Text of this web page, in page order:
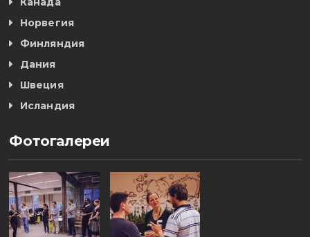
Норвегия
Финляндия
Дания
Швеция
Исландия
Фотогалереи